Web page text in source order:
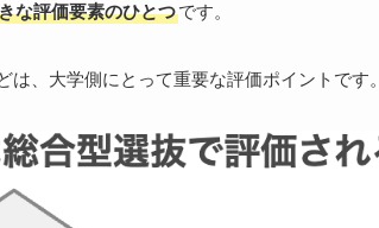
な評価要素のひとつです。
、大学側にとって重要な評価ポイントです。